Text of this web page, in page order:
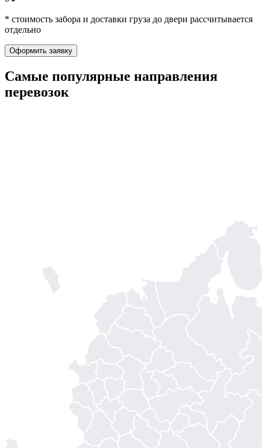
* стоимость забора и доставки груза до двери рассчитывается
отдельно
Оформить заявку
Самые популярные направления
перевозок